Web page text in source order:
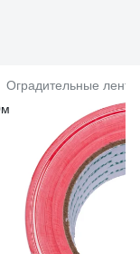
Оградительные ленты